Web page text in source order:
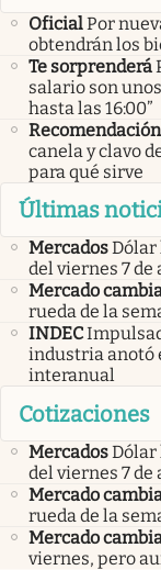
OficialPor
obtendrán los
Te sorprenderá
salario son
hasta las 16:00”
Recomendación
canela y clavo
para qué sirve
Últimas
MercadosDólar
del viernes 7
Mercado
rueda de la
INDEC
industria anotó
interanual
Cotizaciones
MercadosDólar
del viernes 7
Mercado
rueda de la
Mercado
viernes, pero